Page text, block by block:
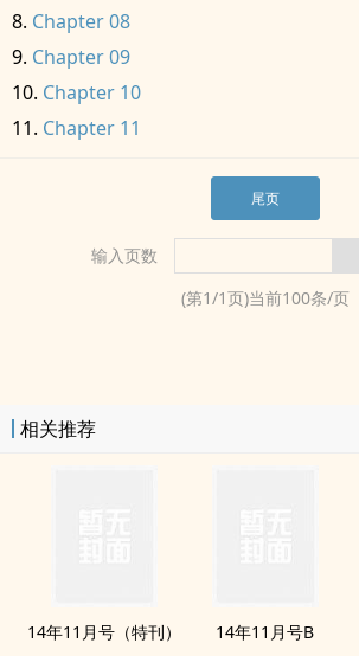
Chapter 08
Chapter 09
Chapter 10
Chapter 11
尾页
输入页数
(第1/1页)当前100条/页
相关推荐
14年11月号（特刊） 14年11月号B